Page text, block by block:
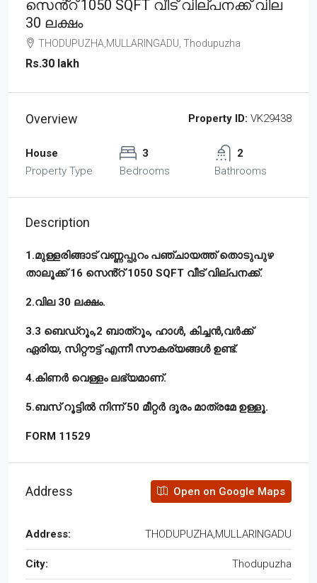
സെൻ്റ് 1050 SQFT വീട് വില്പനക്ക് വില
30 ലക്ഷം
THODUPUZHA,MULLARINGADU, Thodupuzha
Rs.30 lakh
Overview Property ID: VK29438
House
Property Type
3
Bedrooms
2
Bathrooms
Description
1.മുള്ളരിങ്ങാട് വണ്ണപ്പുറം പഞ്ചായത്ത് തൊടുപുഴ
താലൂക്ക് 16 സെൻ്റ് 1050 SQFT വീട് വില്പനക്ക്.
2.വില 30 ലക്ഷം.
3.3 ബെഡ്റൂം,2 ബാത്റൂം, ഹാൾ, കിച്ചൻ,വർക്ക്
ഏരിയ, സിറ്റൗട്ട് എന്നീ സൗകര്യങ്ങൾ ഉണ്ട്.
4.കിണർ വെള്ളം ലഭ്യമാണ്.
5.ബസ് റൂട്ടിൽ നിന്ന് 50 മീറ്റർ ദൂരം മാത്രമേ ഉള്ളൂ.
FORM 11529
Address Open on Google Maps
Address: THODUPUZHA,MULLARINGADU
City: Thodupuzha